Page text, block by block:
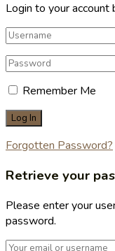
Login to your account
Remember Me
Forgotten Password?
Retrieve your
Please enter your
password.